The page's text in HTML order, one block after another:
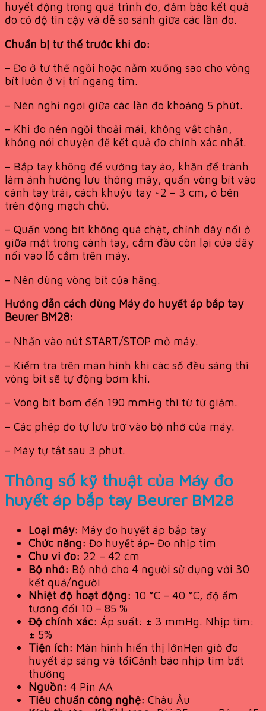
huyết động trong quá trình đo, đảm bảo kết quả
đo có độ tin cậy và dễ so sánh giữa các lần đo.
Chuẩn bị tư thế trước khi đo:
– Đo ở tư thế ngồi hoặc nằm xuống sao cho vòng
bít luôn ở vị trí ngang tim.
– Nên nghỉ ngơi giữa các lần đo khoảng 5 phút.
– Khi đo nên ngồi thoải mái, không vắt chân,
không nói chuyện để kết quả đo chính xác nhất.
– Bắp tay không để vướng tay áo, khăn để tránh
làm ảnh hưởng lưu thông máy, quấn vòng bít vào
cánh tay trái, cách khuỷu tay ~2 – 3 cm, ở bên
trên động mạch chủ.
– Quấn vòng bít không quá chặt, chỉnh dây nối ở
giữa mặt trong cánh tay, cắm đầu còn lại của dây
nối vào lỗ cắm trên máy.
– Nên dùng vòng bít của hãng.
Hướng dẫn cách dùng Máy đo huyết áp bắp tay
Beurer BM28:
– Nhấn vào nút START/STOP mở máy.
– Kiểm tra trên màn hình khi các số đều sáng thì
vòng bít sẽ tự động bơm khí.
– Vòng bít bơm đến 190 mmHg thì từ từ giảm.
– Các phép đo tự lưu trữ vào bộ nhớ của máy.
– Máy tự tắt sau 3 phút.
Thông số kỹ thuật của Máy đo
huyết áp bắp tay Beurer BM28
Loại máy: Máy đo huyết áp bắp tay
Chức năng: Đo huyết áp- Đo nhịp tim
Chu vi đo: 22 – 42 cm
Bộ nhớ: Bộ nhớ cho 4 người sử dụng với 30
kết quả/người
Nhiệt độ hoạt động: 10 °C – 40 °C, độ ẩm
tương đối 10 – 85 %
Độ chính xác: Áp suất: ± 3 mmHg. Nhịp tim:
± 5%
Tiện ích: Màn hình hiển thị lớnHẹn giờ đo
huyết áp sáng và tốiCảnh báo nhịp tim bất
thường
Nguồn: 4 Pin AA
Tiêu chuẩn công nghệ: Châu Âu